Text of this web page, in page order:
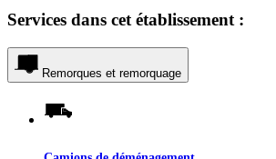
Services dans cet établissement :
Remorques et remorquage